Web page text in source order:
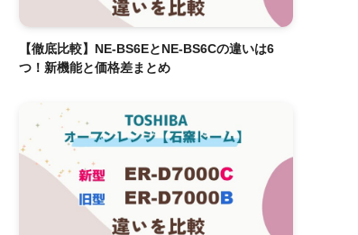
【徹底比較】NE-BS6EとNE-BS6Cの違いは6
つ！新機能と価格差まとめ